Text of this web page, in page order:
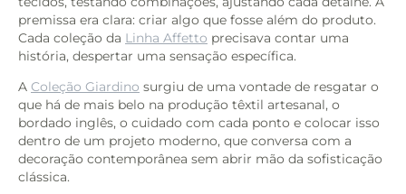
premissa era clara: criar algo que fosse além do produto.
Cada coleção da Linha Affetto precisava contar uma
história, despertar uma sensação específica.
A Coleção Giardino surgiu de uma vontade de resgatar o
que há de mais belo na produção têxtil artesanal, o
bordado inglês, o cuidado com cada ponto e colocar isso
dentro de um projeto moderno, que conversa com a
decoração contemporânea sem abrir mão da sofisticação
clássica.